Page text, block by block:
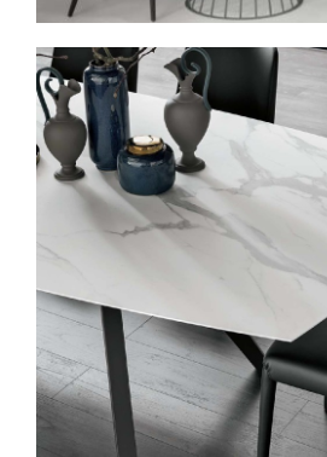
Spavaće sobe
Ormari
Kupatila
DODATCI
VANJSKI
UREDSKI